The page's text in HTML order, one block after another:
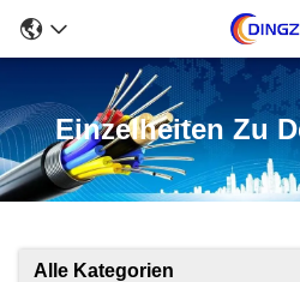
Einzelheiten Zu
Alle Kategorien